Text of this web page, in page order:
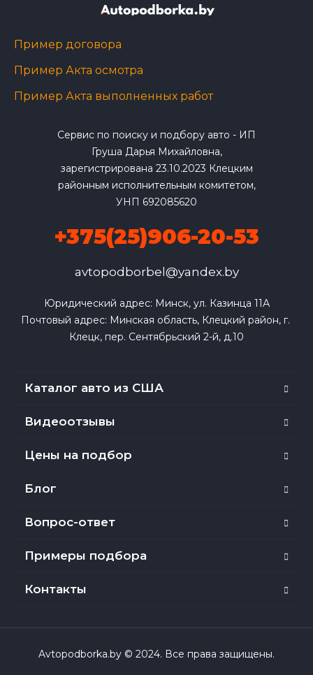
Пример договора
Пример Акта осмотра
Пример Акта выполненных работ
Сервис по поиску и подбору авто - ИП
Груша Дарья Михайловна,
зарегистрирована 23.10.2023 Клецким
районным исполнительным комитетом,
УНП 692085620
+375(25)906-20-53
avtopodborbel@yandex.by
Юридический адрес: Минск, ул. Казинца 11А
Почтовый адрес: Минская область, Клецкий район, г.
Клецк, пер. Сентябрьский 2-й, д.10
Каталог авто из США
Видеоотзывы
Цены на подбор
Блог
Вопрос-ответ
Примеры подбора
Контакты
Avtopodborka.by © 2024. Все права защищены.